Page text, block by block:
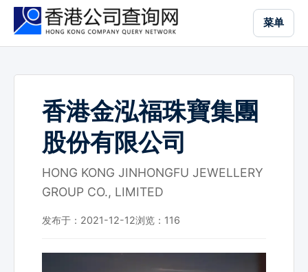
菜单
香港金泓福珠寶集團
股份有限公司
HONG KONG JINHONGFU JEWELLERY
GROUP CO., LIMITED
发布于：2021-12-12浏览： 116